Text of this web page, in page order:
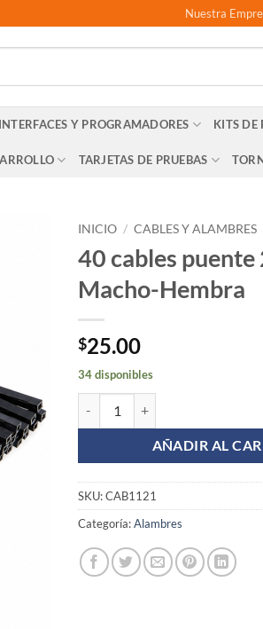
Nuestra
INTERFACES Y PROGRAMADORES KITS DE
TARJETAS DE PRUEBAS
INICIO / CABLES Y ALAMBRES
40 cables puente
Macho-Hembra
$25.00
34 disponibles
AÑADIR AL
SKU:CAB1121
Categoría:Alambres